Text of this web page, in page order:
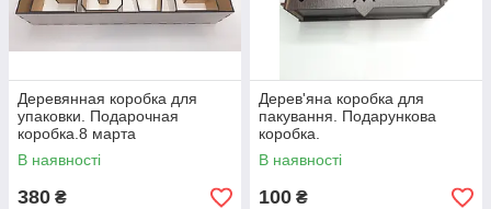
Деревянная коробка для
упаковки. Подарочная
коробка.8 марта
В наявності
380 ₴
Дерев'яна коробка для
пакування. Подарункова
коробка.
В наявності
100 ₴